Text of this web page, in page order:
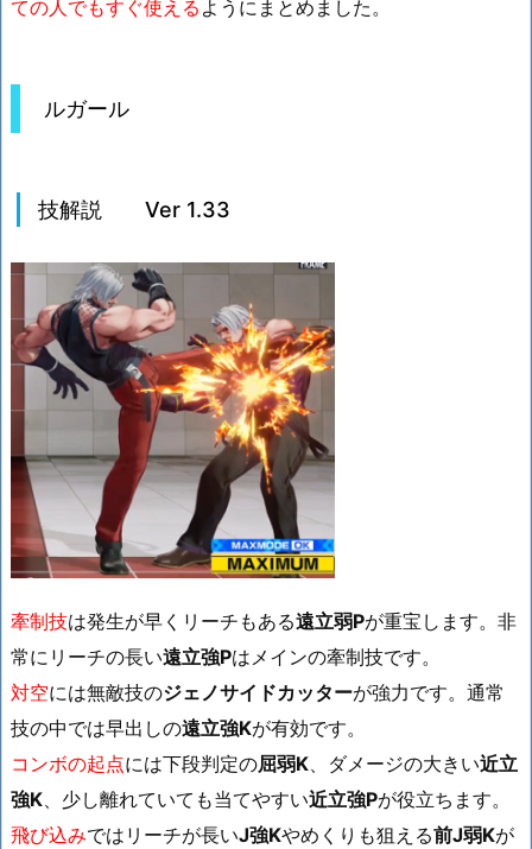
ての人でもすぐ使える ようにまとめました。
ルガール
技解説 Ver 1.33
牽制技は発生が早くリーチもある遠立弱Pが重宝します。非
常にリーチの長い遠立強Pはメインの牽制技です。
対空には無敵技のジェノサイドカッターが強力です。通常
技の中では早出しの遠立強Kが有効です。
コンボの起点には下段判定の屈弱K、ダメージの大きい近立
強K、少し離れていても当てやすい近立強Pが役立ちます。
飛び込みではリーチが長いJ強Kやめくりも狙える前J弱Kが